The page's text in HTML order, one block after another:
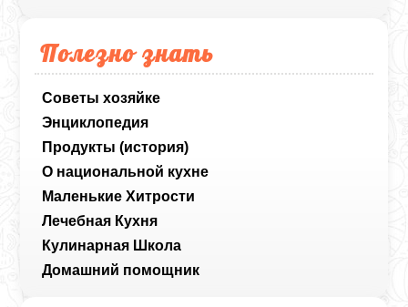
Полезно знать
Советы хозяйке
Энциклопедия
Продукты (история)
О национальной кухне
Маленькие Хитрости
Лечебная Кухня
Кулинарная Школа
Домашний помощник